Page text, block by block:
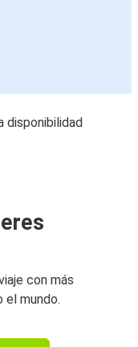
disponibilidad
con más
mundo.